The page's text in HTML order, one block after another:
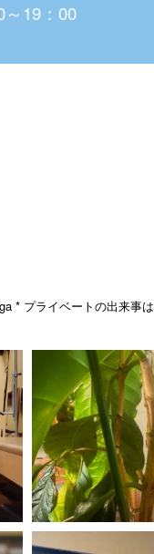
～19：00
* プライベートの出来事は